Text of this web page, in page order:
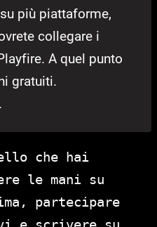
più piattaforme,
collegare i
A quel punto
gratuiti.
che hai
le mani su
partecipare
e scrivere su